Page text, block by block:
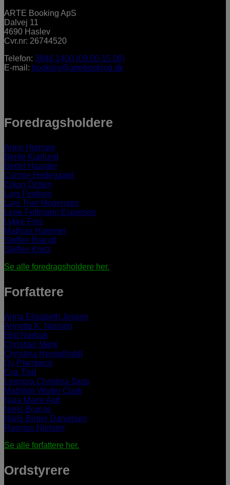
ARTE Booking ApS
Dalvej 11
4690 Haslev
Cvr.nr: 26744520
Telefon: 3848 1400 (09.00-15.00)
E-mail: booking@artebooking.dk
Foredragsholdere
Anne Hjernøe
Bente Klarlund
Bertel Haarder
Connie Hedegaard
Erkan Özden
Lars Findsen
Lars Trier Mogensen
Lene Feltmann Espersen
Lykke Friis
Mathias Hammer
Steffen Brandt
Steffen Kretz
Se alle foredragsholdere her.
Forfattere
Anna Elisabeth Jessen
Annette K. Nielsen
Britt Nørbak
Christian Mørk
Christina Hesselholdt
Dy Plambeck
Eva Tind
Leonora Christina Skov
Mathilde Walter Clark
Naja Marie Aidt
Niels Brunse
Niels-Birger Danielsen
Rasmus Nielsen
Se alle forfattere her.
Ordstyrere